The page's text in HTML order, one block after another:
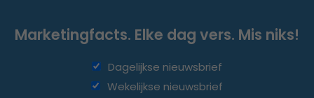
Marketingfacts. Elke dag vers. Mis niks!
Dagelijkse nieuwsbrief
Wekelijkse nieuwsbrief